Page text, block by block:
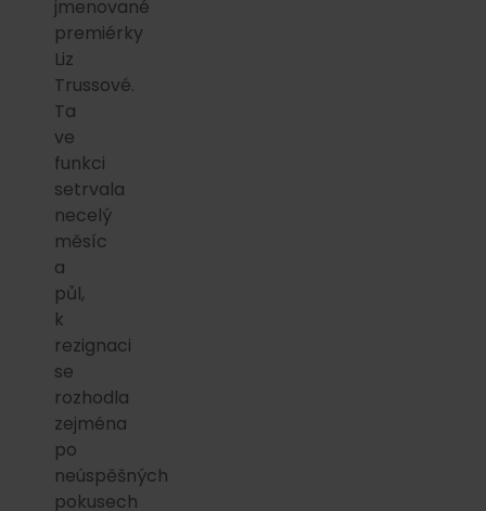
jmenované
premiérky
Liz
Trussové.
Ta
ve
funkci
setrvala
necelý
měsíc
a
půl,
k
rezignaci
se
rozhodla
zejména
po
neúspěšných
pokusech